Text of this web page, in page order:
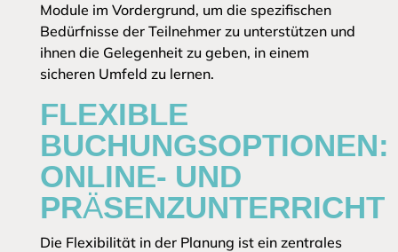
Module im Vordergrund, um die spezifischen
Bedürfnisse der Teilnehmer zu unterstützen und
ihnen die Gelegenheit zu geben, in einem
sicheren Umfeld zu lernen.
FLEXIBLE
BUCHUNGSOPTIONEN:
ONLINE- UND
PRÄSENZUNTERRICHT
Die Flexibilität in der Planung ist ein zentrales